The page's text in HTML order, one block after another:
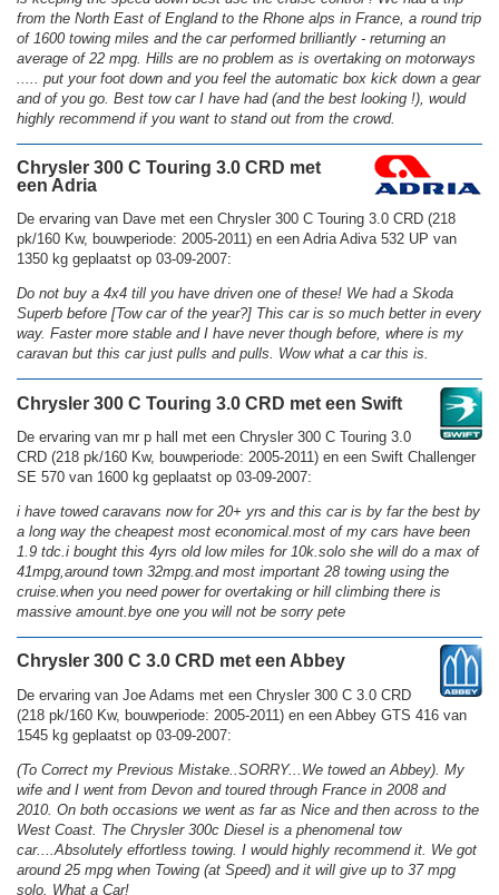
from the North East of England to the Rhone alps in France, a round trip
of 1600 towing miles and the car performed brilliantly - returning an
average of 22 mpg. Hills are no problem as is overtaking on motorways
..... put your foot down and you feel the automatic box kick down a gear
and of you go. Best tow car I have had (and the best looking !), would
highly recommend if you want to stand out from the crowd.
Chrysler 300 C Touring 3.0 CRD met
een Adria
De ervaring van Dave met een Chrysler 300 C Touring 3.0 CRD (218
pk/160 Kw, bouwperiode: 2005-2011) en een Adria Adiva 532 UP van
1350 kg geplaatst op 03-09-2007:
Do not buy a 4x4 till you have driven one of these! We had a Skoda
Superb before [Tow car of the year?] This car is so much better in every
way. Faster more stable and I have never though before, where is my
caravan but this car just pulls and pulls. Wow what a car this is.
Chrysler 300 C Touring 3.0 CRD met een Swift
De ervaring van mr p hall met een Chrysler 300 C Touring 3.0
CRD (218 pk/160 Kw, bouwperiode: 2005-2011) en een Swift Challenger
SE 570 van 1600 kg geplaatst op 03-09-2007:
i have towed caravans now for 20+ yrs and this car is by far the best by
a long way the cheapest most economical.most of my cars have been
1.9 tdc.i bought this 4yrs old low miles for 10k.solo she will do a max of
41mpg,around town 32mpg.and most important 28 towing using the
cruise.when you need power for overtaking or hill climbing there is
massive amount.bye one you will not be sorry pete
Chrysler 300 C 3.0 CRD met een Abbey
De ervaring van Joe Adams met een Chrysler 300 C 3.0 CRD
(218 pk/160 Kw, bouwperiode: 2005-2011) en een Abbey GTS 416 van
1545 kg geplaatst op 03-09-2007:
(To Correct my Previous Mistake..SORRY...We towed an Abbey). My
wife and I went from Devon and toured through France in 2008 and
2010. On both occasions we went as far as Nice and then across to the
West Coast. The Chrysler 300c Diesel is a phenomenal tow
car....Absolutely effortless towing. I would highly recommend it. We got
around 25 mpg when Towing (at Speed) and it will give up to 37 mpg
solo. What a Car!